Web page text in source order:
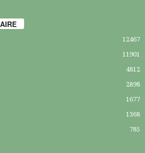
12467
11901
4812
2898
1677
1368
785